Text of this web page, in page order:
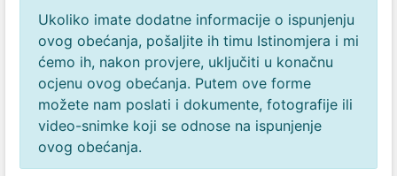
Ukoliko imate dodatne informacije o ispunjenju
ovog obećanja, pošaljite ih timu Istinomjera i mi
ćemo ih, nakon provjere, uključiti u konačnu
ocjenu ovog obećanja. Putem ove forme
možete nam poslati i dokumente, fotografije ili
video-snimke koji se odnose na ispunjenje
ovog obećanja.